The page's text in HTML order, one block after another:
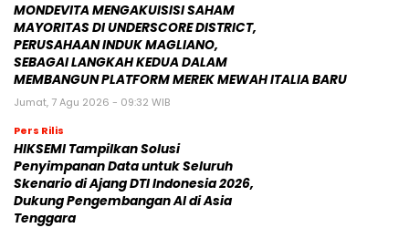
MONDEVITA MENGAKUISISI SAHAM
MAYORITAS DI UNDERSCORE DISTRICT,
PERUSAHAAN INDUK MAGLIANO,
SEBAGAI LANGKAH KEDUA DALAM
MEMBANGUN PLATFORM MEREK MEWAH ITALIA BARU
Jumat, 7 Agu 2026 - 09:32 WIB
Pers Rilis
HIKSEMI Tampilkan Solusi
Penyimpanan Data untuk Seluruh
Skenario di Ajang DTI Indonesia 2026,
Dukung Pengembangan AI di Asia
Tenggara